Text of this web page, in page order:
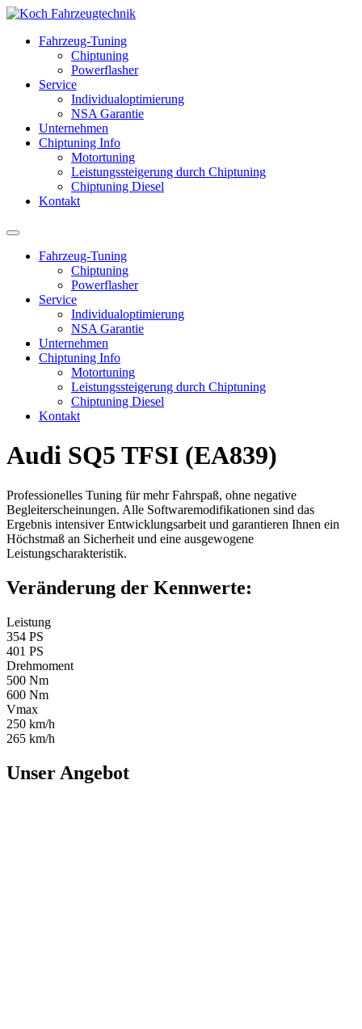
Fahrzeug-Tuning
Chiptuning
Powerflasher
Service
Individualoptimierung
NSA Garantie
Unternehmen
Chiptuning Info
Motortuning
Leistungssteigerung durch Chiptuning
Chiptuning Diesel
Kontakt
Fahrzeug-Tuning
Chiptuning
Powerflasher
Service
Individualoptimierung
NSA Garantie
Unternehmen
Chiptuning Info
Motortuning
Leistungssteigerung durch Chiptuning
Chiptuning Diesel
Kontakt
Audi SQ5 TFSI (EA839)
Professionelles Tuning für mehr Fahrspaß, ohne negative
Begleiterscheinungen. Alle Softwaremodifikationen sind das
Ergebnis intensiver Entwicklungsarbeit und garantieren Ihnen ein
Höchstmaß an Sicherheit und eine ausgewogene
Leistungscharakteristik.
Veränderung der Kennwerte:
Leistung
354 PS
401 PS
Drehmoment
500 Nm
600 Nm
Vmax
250 km/h
265 km/h
Unser Angebot